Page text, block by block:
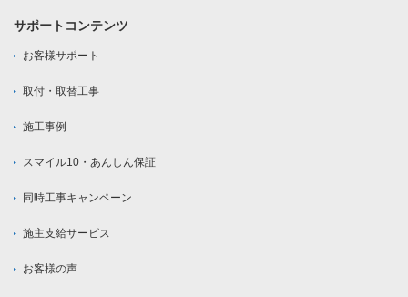
サポートコンテンツ
お客様サポート
取付・取替工事
施工事例
スマイル10・あんしん保証
同時工事キャンペーン
施主支給サービス
お客様の声